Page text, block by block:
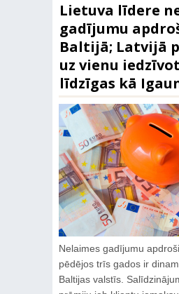
Lietuva līdere
gadījumu
Baltijā; Latvijā
uz vienu
līdzīgas kā
Nelaimes gadījumu
pēdējos trīs gados ir
Baltijas valstīs.